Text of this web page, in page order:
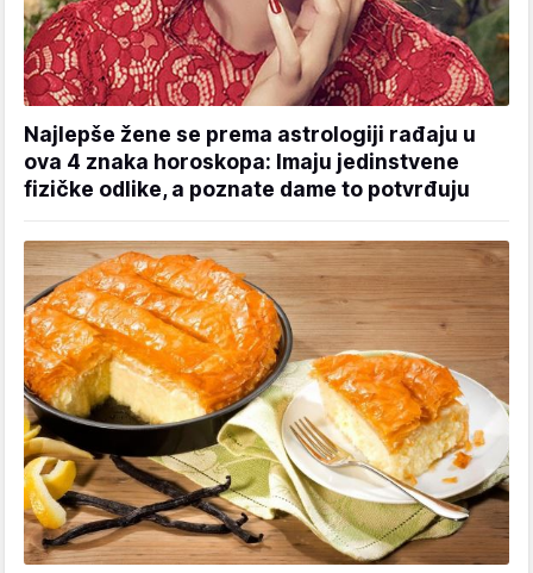
Najlepše žene se prema astrologiji rađaju u
ova 4 znaka horoskopa: Imaju jedinstvene
fizičke odlike, a poznate dame to potvrđuju